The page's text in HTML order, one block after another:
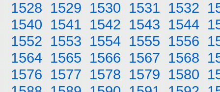
1528 1529 1530 1531 1532
1540 1541 1542 1543 1544
1552 1553 1554 1555 1556
1564 1565 1566 1567 1568
1576 1577 1578 1579 1580